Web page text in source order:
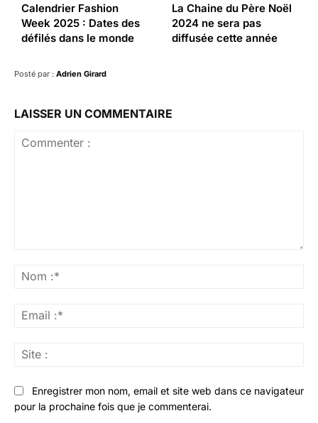
Calendrier Fashion
Week 2025 : Dates des
défilés dans le monde
La Chaine du Père Noël
2024 ne sera pas
diffusée cette année
Posté par : Adrien Girard
LAISSER UN COMMENTAIRE
Enregistrer mon nom, email et site web dans ce navigateur
pour la prochaine fois que je commenterai.